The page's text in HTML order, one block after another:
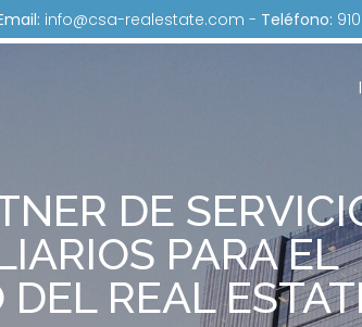
info@csa-realestate.com - Teléfono:
DE
PARA EL
REAL